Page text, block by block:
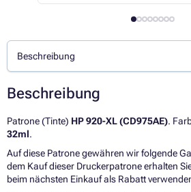
Beschreibung
Beschreibung
Patrone (Tinte) HP 920-XL (CD975AE).
32ml.
Auf diese Patrone gewähren wir folgende
dem Kauf dieser Druckerpatrone erhalten
beim nächsten Einkauf als Rabatt